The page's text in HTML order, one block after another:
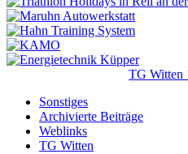
TG Witten
Sonstiges
Archivierte Beiträge
Weblinks
TG Witten